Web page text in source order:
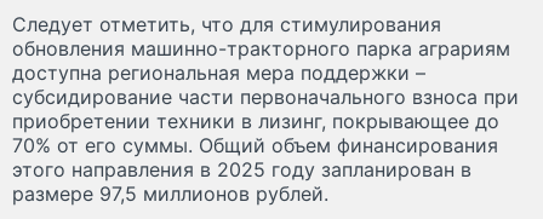
Следует отметить, что для стимулирования
обновления машинно-тракторного парка аграриям
доступна региональная мера поддержки –
субсидирование части первоначального взноса при
приобретении техники в лизинг, покрывающее до
70% от его суммы. Общий объем финансирования
этого направления в 2025 году запланирован в
размере 97,5 миллионов рублей.